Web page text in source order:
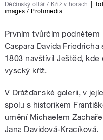
Děčínský oltář / Kříž v horách
images / Profimedia
Prvním tvůrčím podnětem
Caspara Davida
1803 navštívil Ještěd, kde
vysoký kříž.
V Drážďanské galerii, v
spolu s historikem
umění Michaelem
Jana Davidová-Kracíková.